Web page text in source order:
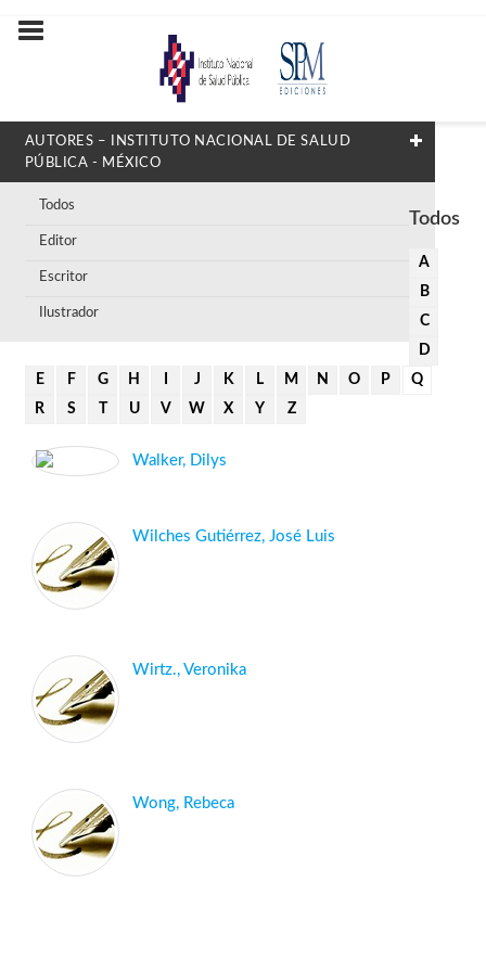
AUTORES – INSTITUTO NACIONAL DE SALUD
PÚBLICA - MÉXICO
Todos
Editor
Escritor
Ilustrador
Todos
A
B
C
D
E
F G H J K L M N O P
Q
R
S U V W X Y Z
Walker, Dilys
Wilches Gutiérrez, José Luis
Wirtz., Veronika
Wong, Rebeca